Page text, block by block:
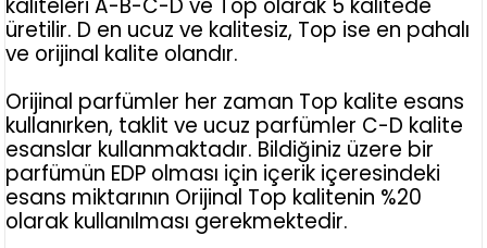
üretilir. D en ucuz ve kalitesiz, Top ise en pahalı
ve orijinal kalite olandır.
Orijinal parfümler her zaman Top kalite esans
kullanırken, taklit ve ucuz parfümler C-D kalite
esanslar kullanmaktadır. Bildiğiniz üzere bir
parfümün EDP olması için içerik içeresindeki
esans miktarının Orijinal Top kalitenin %20
olarak kullanılması gerekmektedir.